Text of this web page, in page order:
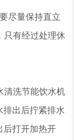
尽量保持直立
只有经过处理休
清洗节能饮水机
出后拧紧排水
后打开加热开